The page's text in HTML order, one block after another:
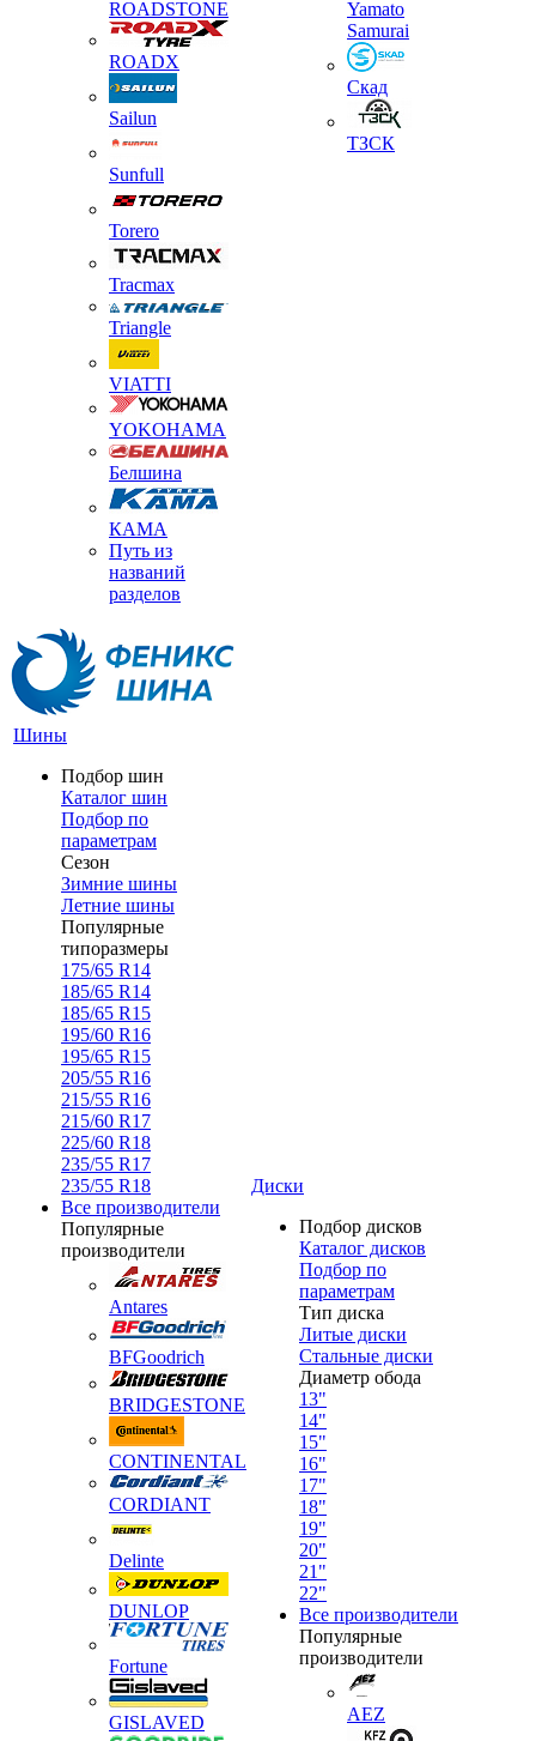
ROADSTONE
ROADX
Sailun
Sunfull
Torero
Tracmax
Triangle
VIATTI
YOKOHAMA
Белшина
КАМА
Путь из
названий
разделов
Yamato
Samurai
Скад
ТЗСК
Шины
Подбор шин
Каталог шин
Подбор по
параметрам
Сезон
Зимние шины
Летние шины
Популярные
типоразмеры
175/65 R14
185/65 R14
185/65 R15
195/60 R16
195/65 R15
205/55 R16
215/55 R16
215/60 R17
225/60 R18
235/55 R17
235/55 R18
Все производители
Популярные
производители
Antares
BFGoodrich
BRIDGESTONE
CONTINENTAL
CORDIANT
Delinte
DUNLOP
Fortune
GISLAVED
Диски
Подбор дисков
Каталог дисков
Подбор по
параметрам
Тип диска
Литые диски
Стальные диски
Диаметр обода
13"
14"
15"
16"
17"
18"
19"
20"
21"
22"
Все производители
Популярные
производители
AEZ